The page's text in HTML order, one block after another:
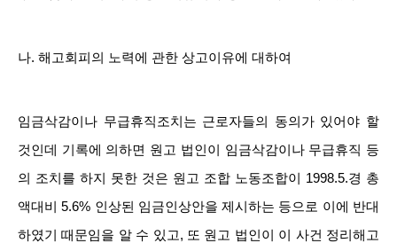
나. 해고회피의 노력에 관한 상고이유에 대하여
임금삭감이나 무급휴직조치는 근로자들의 동의가 있어야 할
것인데 기록에 의하면 원고 법인이 임금삭감이나 무급휴직 등
의 조치를 하지 못한 것은 원고 조합 노동조합이 1998.5.경 총
액대비 5.6% 인상된 임금인상안을 제시하는 등으로 이에 반대
하였기 때문임을 알 수 있고, 또 원고 법인이 이 사건 정리해고